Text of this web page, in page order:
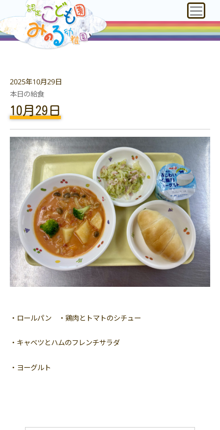
2025年10月29日
本日の給食
10月29日
・ロールパン ・鶏肉とトマトのシチュー
・キャベツとハムのフレンチサラダ
・ヨーグルト